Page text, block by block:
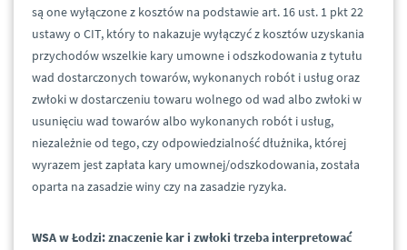
są one wyłączone z kosztów na podstawie art. 16 ust. 1 pkt 22
ustawy o CIT, który to nakazuje wyłączyć z kosztów uzyskania
przychodów wszelkie kary umowne i odszkodowania z tytułu
wad dostarczonych towarów, wykonanych robót i usług oraz
zwłoki w dostarczeniu towaru wolnego od wad albo zwłoki w
usunięciu wad towarów albo wykonanych robót i usług,
niezależnie od tego, czy odpowiedzialność dłużnika, której
wyrazem jest zapłata kary umownej/odszkodowania, została
oparta na zasadzie winy czy na zasadzie ryzyka.
WSA w Łodzi: znaczenie kar i zwłoki trzeba interpretować